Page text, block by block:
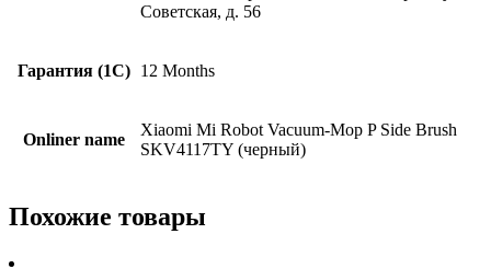
Советская, д. 56
Гарантия (1С) 12 Months
Onliner name
Xiaomi Mi Robot Vacuum-Mop P Side Brush
SKV4117TY (черный)
Похожие товары